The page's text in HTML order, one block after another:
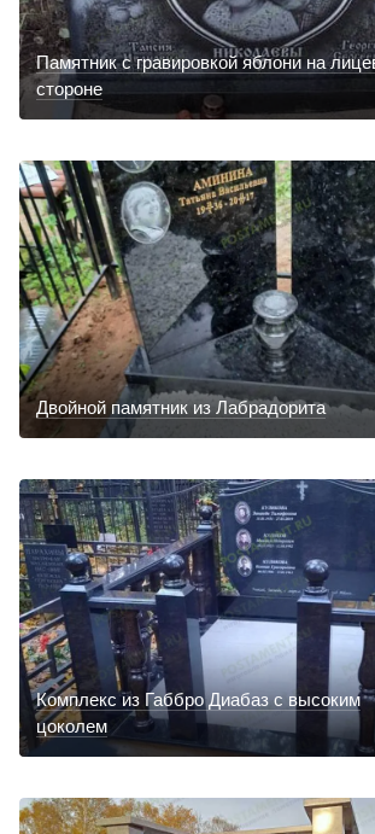
Памятник с гравировкой яблони на
стороне
Двойной памятник из Лабрадорита
Комплекс из Габбро Диабаз с высоким
цоколем